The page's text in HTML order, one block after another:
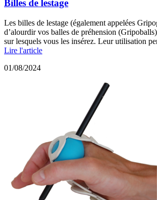
Billes de lestage
Les billes de lestage (également appelées
d’alourdir vos balles de préhension
sur lesquels vous les insérez. Leur utilisation
Lire l'article
01/08/2024